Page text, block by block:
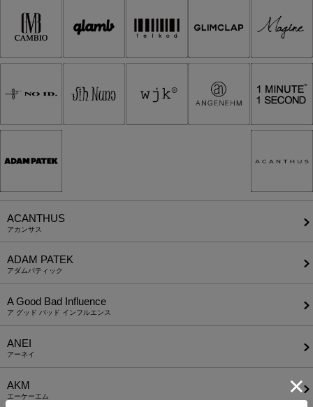
ACANTHUS
アカンサス
ADAM PATEK
アダムパティック
A Good Bad Influence
ア グッド バッド インフルエンス
ANEI
アーネイ
AKM
エーケーエム